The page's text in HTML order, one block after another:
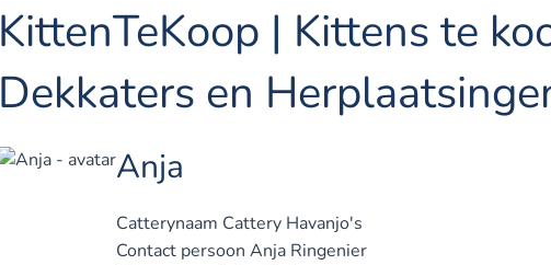
KittenTeKoop | Kittens te
Dekkaters en
Anja
Catterynaam Cattery Havanjo's
Contact persoon Anja Ringenier